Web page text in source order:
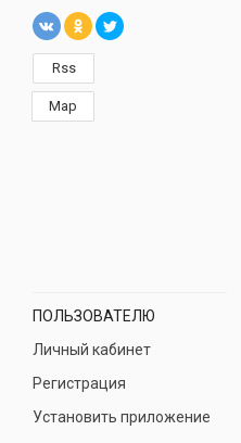
Rss
Map
ПОЛЬЗОВАТЕЛЮ
Личный кабинет
Регистрация
Установить приложение